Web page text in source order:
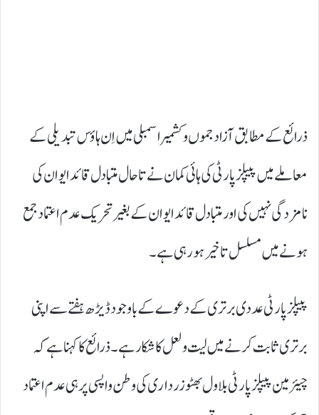
ذرائع کے مطابق آزاد جموں و کشمیر اسمبلی میں اِن ہاؤس تبدیلی کے
معاملے میں پیپلز پارٹی کی ہائی کمان نے تاحال متبادل قائد ایوان کی
نامزدگی نہیں کی اور متبادل قائد ایوان کے بغیر تحریک عدم اعتماد جمع
ہونے میں مسلسل تاخیر ہو رہی ہے۔
پیپلز پارٹی عددی برتری کے دعوے کے باوجود ڈیڑھ ہفتے سے اپنی
برتری ثابت کرنے میں لیت و لعل کا شکار ہے۔ ذرائع کا کہنا ہے کہ
چیئرمین پیپلز پارٹی بلاول بھٹو زرداری کی وطن واپسی پر ہی عدم اعتماد